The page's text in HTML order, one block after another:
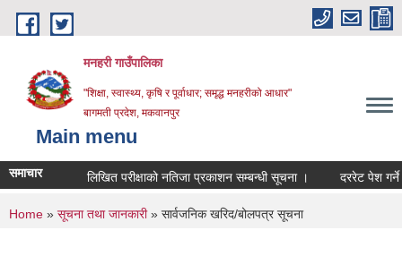
Skip to main content
मनहरी गाउँपालिका
"शिक्षा, स्वास्थ्य, कृषि र पूर्वाधार; समृद्ध मनहरीको आधार"
बागमती प्रदेश, मकवानपुर
Main menu
समाचार लिखित परीक्षाको नतिजा प्रकाशन सम्बन्धी सूचना । दररेट पेश गर्ने
You are here
Home » सूचना तथा जानकारी» सार्वजनिक खरिद/बोलपत्र सूचना